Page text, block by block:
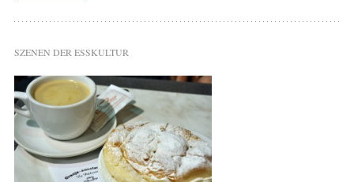
SZENEN DER ESSKULTUR